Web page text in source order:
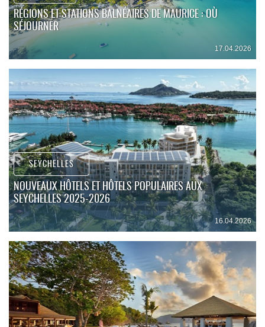
RÉGIONS ET STATIONS BALNÉAIRES DE MAURICE : OÙ
SÉJOURNER
17.04.2026
SEYCHELLES
NOUVEAUX HÔTELS ET HÔTELS POPULAIRES AUX
SEYCHELLES 2025-2026
16.04.2026